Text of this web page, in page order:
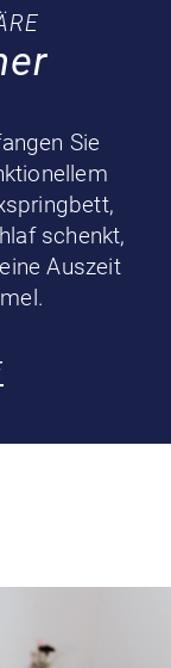
Sie
schenkt,
Auszeit